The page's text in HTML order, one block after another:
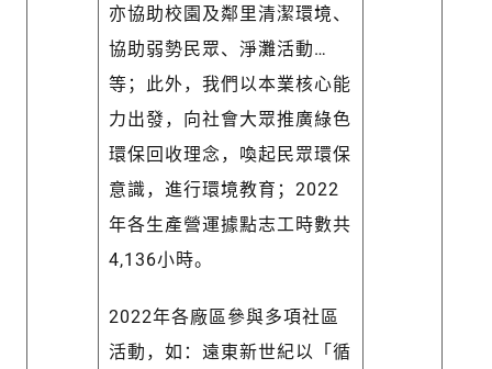
亦協助校園及鄰里清潔環境、
協助弱勢民眾、淨灘活動…
等；此外，我們以本業核心能
力出發，向社會大眾推廣綠色
環保回收理念，喚起民眾環保
意識，進行環境教育；2022
年各生產營運據點志工時數共
4,136小時。
2022年各廠區參與多項社區
活動，如：遠東新世紀以「循